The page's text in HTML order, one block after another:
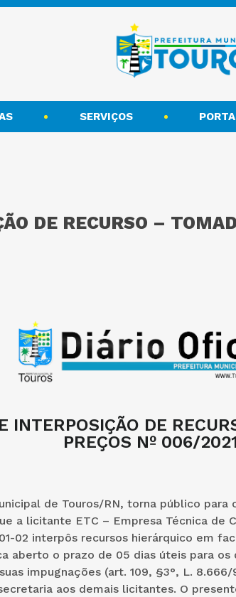
SERVIÇOS
DE RECURSO –
INTERPOSIÇÃO DE
PREÇOS Nº 006/
de Touros/RN, torna público para
a licitante ETC – Empresa Técnica de
02 interpôs recursos hierárquico em
aberto o prazo de 05 dias úteis para os
impugnações (art. 109, §3°­, L.
aos demais licitantes. O